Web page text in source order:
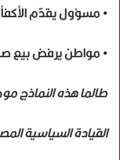
• مسؤول يقدّم الأكفأ
• مواطن يرفض بيع
طالما هذه النماذج
القيادة السياسية